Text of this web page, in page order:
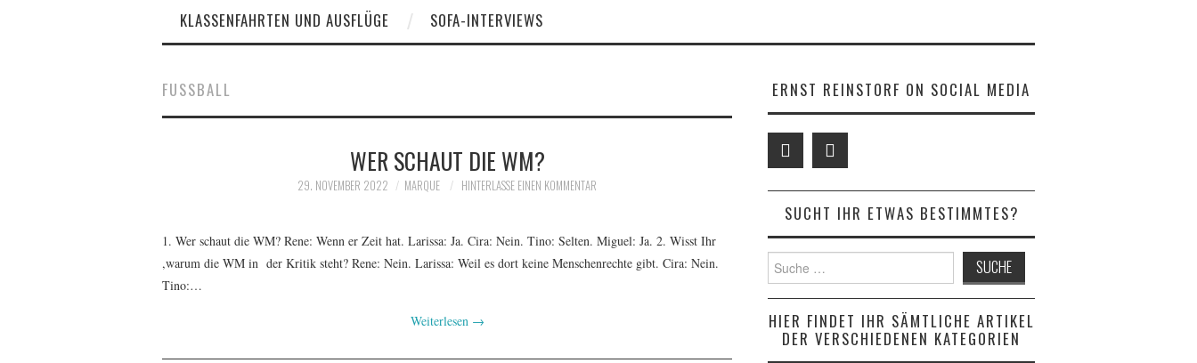
KLASSENFAHRTEN UND AUSFLÜGE
SOFA-INTERVIEWS
FUSSBALL
WER SCHAUT DIE WM?
29. NOVEMBER 2022 MARQUE HINTERLASSE EINEN KOMMENTAR
1. Wer schaut die WM? Rene: Wenn er Zeit hat. Larissa: Ja. Cira: Nein. Tino: Selten. Miguel: Ja. 2. Wisst Ihr
,warum die WM in der Kritik steht? Rene: Nein. Larissa: Weil es dort keine Menschenrechte gibt. Cira: Nein.
Tino:…
Weiterlesen →
ERNST REINSTORF ON SOCIAL MEDIA
SUCHT IHR ETWAS BESTIMMTES?
Suche
nach:
HIER FINDET IHR SÄMTLICHE ARTIKEL
DER VERSCHIEDENEN KATEGORIEN